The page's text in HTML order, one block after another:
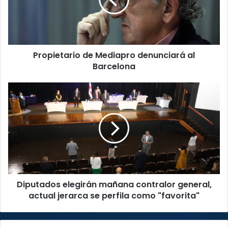
Propietario de Mediapro denunciará al
Barcelona
elegirán
mañana
contralor
general,
se
perfila
como
"favorita"
Diputados elegirán mañana contralor general,
actual jerarca se perfila como "favorita"